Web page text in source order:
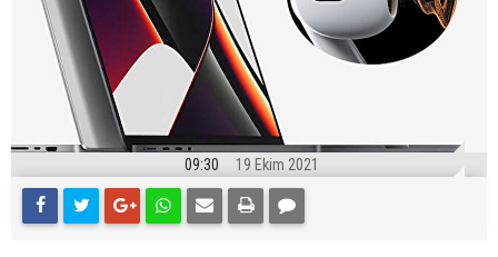
09:30 19 Ekim 2021